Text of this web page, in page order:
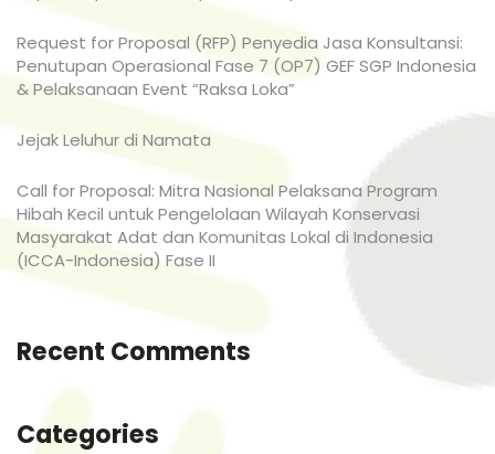
Request for Proposal (RFP) Penyedia Jasa Konsultansi:
Penutupan Operasional Fase 7 (OP7) GEF SGP Indonesia
& Pelaksanaan Event “Raksa Loka”
Jejak Leluhur di Namata
Call for Proposal: Mitra Nasional Pelaksana Program
Hibah Kecil untuk Pengelolaan Wilayah Konservasi
Masyarakat Adat dan Komunitas Lokal di Indonesia
(ICCA-Indonesia) Fase II
Recent Comments
Categories